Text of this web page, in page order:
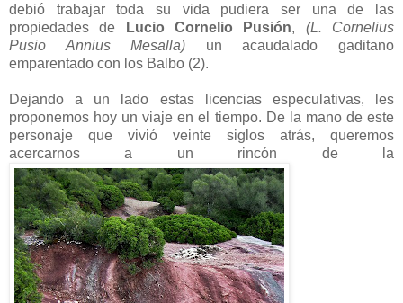
debió trabajar toda su vida pudiera ser una de las
propiedades de
Lucio Cornelio Pusión, (L. Cornelius
Pusio Annius Mesalla) un acaudalado gaditano
emparentado con los Balbo (2).
Dejando a un lado estas licencias especulativas, les
proponemos hoy un viaje en el tiempo. De la mano de este
personaje que vivió veinte siglos atrás, queremos
acercarnos a un rincón de la